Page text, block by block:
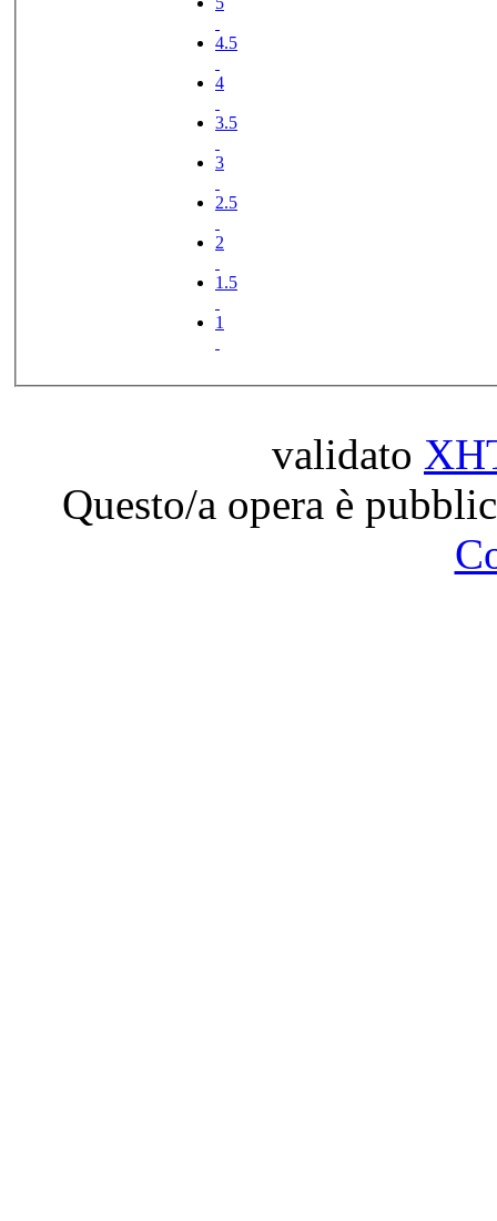
4.5
4
3.5
3
2.5
2
1.5
1
validato
Questo/a opera è